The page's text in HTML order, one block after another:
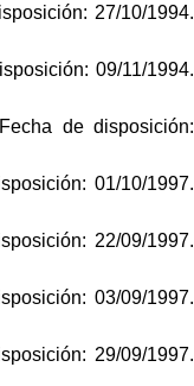
27/10/1994.
09/11/1994.
de disposición:
01/10/1997.
22/09/1997.
03/09/1997.
29/09/1997.